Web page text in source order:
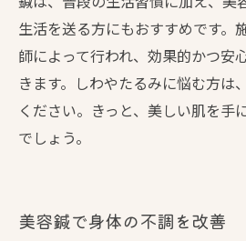
生活を送る方にもおすすめです。
師によって行われ、効果的かつ安
きます。しわやたるみに悩む方は
ください。きっと、美しい肌を手
でしょう。
美容鍼で身体の不調を改善